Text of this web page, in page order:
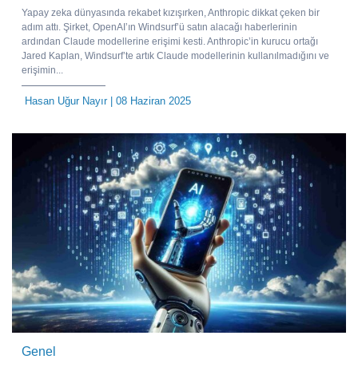
Yapay zeka dünyasında rekabet kızışırken, Anthropic dikkat çeken bir
adım attı. Şirket, OpenAI’ın Windsurf’ü satın alacağı haberlerinin
ardından Claude modellerine erişimi kesti. Anthropic’in kurucu ortağı
Jared Kaplan, Windsurf’te artık Claude modellerinin kullanılmadığını ve
erişimin...
Hasan Uğur Nayır| 08 Haziran 2025
Genel